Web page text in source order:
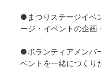
●まつりステージイベ
ージ・イベントの企画
●ボランティアメンバ
ベントを一緒につくり